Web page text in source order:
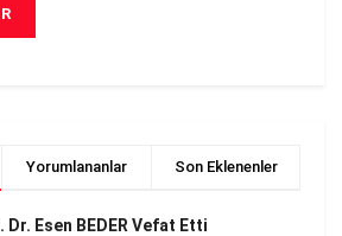
Yorumlananlar Son Eklenenler
Dr. Esen BEDER Vefat Etti